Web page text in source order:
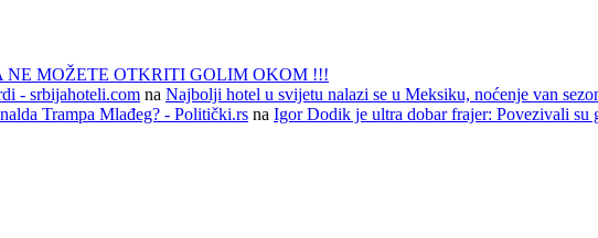
NE MOŽETE OTKRITI GOLIM OKOM !!!
- srbijahoteli.com na Najbolji hotel u svijetu nalazi se u Meksiku, noćenje van
Trampa Mlađeg? - Politički.rs na Igor Dodik je ultra dobar frajer: Povezivali su